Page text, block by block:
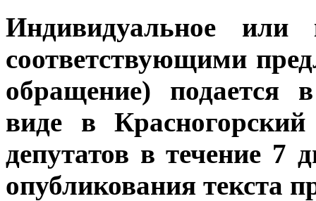
Индивидуальное или
соответствующими
обращение) подается
виде в
депутатов в течение 7
опубликования текста